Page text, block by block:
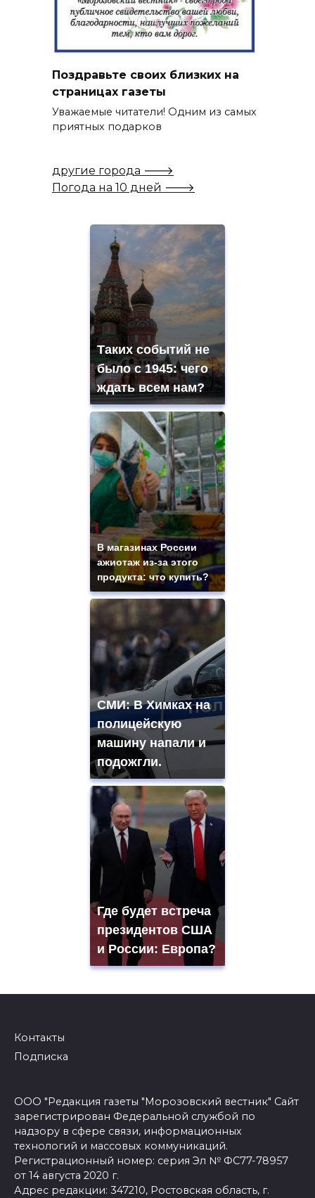
Поздравьте своих близких на
страницах газеты
Уважаемые читатели! Одним из самых
приятных подарков
другие города 🡒
Погода на 10 дней 🡒
Таких событий не
было с 1945: чего
ждать всем нам?
В магазинах России
ажиотаж из-за этого
продукта: что купить?
СМИ: В Химках на
полицейскую
машину напали и
подожгли.
Где будет встреча
президентов США
и России: Европа?
Контакты
Подписка
ООО "Редакция газеты "Морозовский вестник" Сайт
зарегистрирован Федеральной службой по
надзору в сфере связи, информационных
технологий и массовых коммуникаций.
Регистрационный номер: серия Эл № ФС77-78957
от 14 августа 2020 г.
Адрес редакции: 347210, Ростовская область, г.